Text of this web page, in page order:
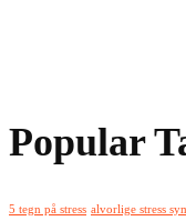
Popular
5 tegn på stress alvorlige stress